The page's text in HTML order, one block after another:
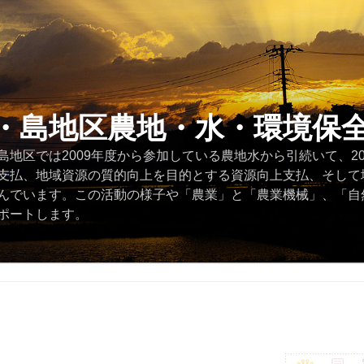
島地区農地・水・環境保
地区では2009年度から参加している農地水から引続いて、
払、地域資源の質的向上を目的とする資源向上支払、そし
でいます。この活動の様子や「農業」と「農業機械」、「
ートします。